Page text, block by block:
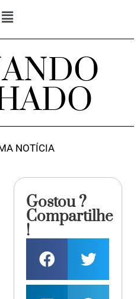
NOTÍCIA
Gostou ?
Compartilhe
!